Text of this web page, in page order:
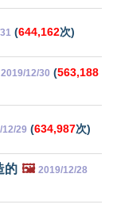
(644,162次)
2019/12/30 (563,188
29 (634,987次)
的 🖼️ 2019/12/28